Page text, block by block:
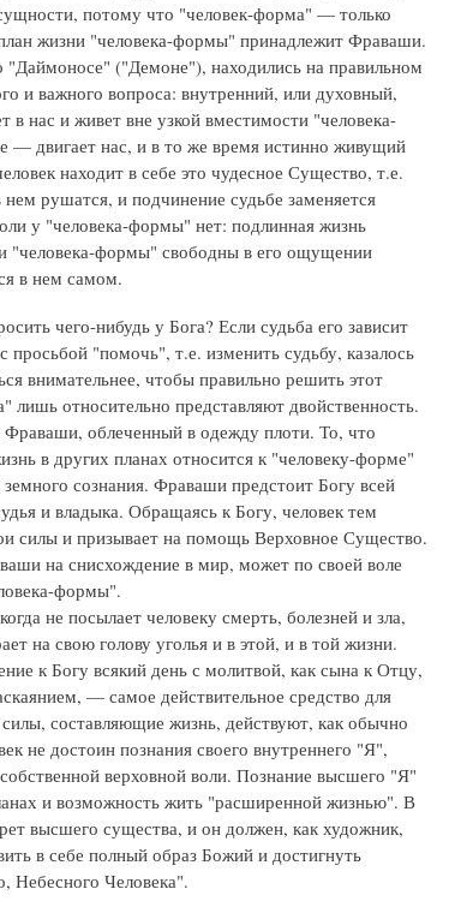
потому что "человек-форма" — только
жизни "человека-формы" принадлежит Фраваши.
"Даймоносе" ("Демоне"), находились на правильном
и важного вопроса: внутренний, или духовный,
в нас и живет вне узкой вместимости "человека-
двигает нас, и в то же время истинно живущий
находит в себе это чудесное Существо, т.е.
рушатся, и подчинение судьбе заменяется
у "человека-формы" нет: подлинная жизнь
"человека-формы" свободны в его ощущении
в нем самом.
чего-нибудь у Бога? Если судьба его зависит
"помочь", т.е. изменить судьбу, казалось
внимательнее, чтобы правильно решить этот
относительно представляют двойственность.
облеченный в одежду плоти. То, что
в других планах относится к "человеку-форме"
сознания. Фраваши предстоит Богу всей
и владыка. Обращаясь к Богу, человек тем
силы и призывает на помощь Верховное Существо.
на снисхождение в мир, может по своей воле
формы".
не посылает человеку смерть, болезней и зла,
на свою голову уголья и в этой, и в той жизни.
к Богу всякий день с молитвой, как сына к Отцу,
— самое действительное средство для
составляющие жизнь, действуют, как обычно
не достоин познания своего внутреннего "Я",
верховной воли. Познание высшего "Я"
и возможность жить "расширенной жизнью". В
высшего существа, и он должен, как художник,
в себе полный образ Божий и достигнуть
Небесного Человека".